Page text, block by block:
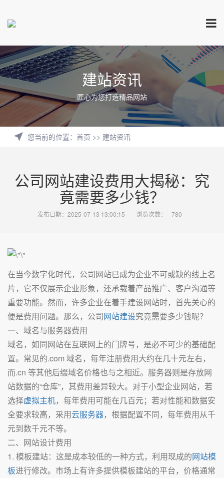
建站资讯
匠心为您打造精品网站
您当前的位置： 首页 >> 建站资讯
公司网站建设费用大揭秘：究
竟需要多少钱？
发布日期：2025-07-13 13:00:15 浏览次数： 780
在当今数字化时代，公司网站已成为企业不可或缺的线上名
片，它不仅展示企业形象，还承载着产品推广、客户沟通等
重要功能。然而，许多企业在着手建设网站时，首先关心的
便是费用问题。那么，公司网站建设究竟需要多少钱呢？
一、域名与服务器费用
域名，如同网站在互联网上的门牌号，是必不可少的基础配
置。常见的.com 域名，每年注册费用大约在几十元左右，
而.cn 等其他后缀域名价格也与之相近。服务器则是存放网
站数据的“仓库”，其费用差异较大。对于小型企业网站，若
选择虚拟主机，每年费用可能在几百元；若对性能和数据安
全要求较高，采用云服务器，根据配置不同，每年费用从千
元到数千元不等。
二、网站设计费用
1. 模板建站：这是成本较低的一种方式，利用现成的网站模
板进行修改。市场上有许多提供模板建站的平台，价格通常